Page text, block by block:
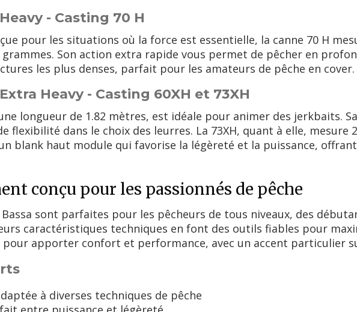
- Casting 70 H
pour les situations où la force est essentielle, la canne 70 H
grammes. Son action extra rapide vous permet de pêcher en
les plus denses, parfait pour les amateurs de pêche en cover.
Heavy - Casting 60XH et 73XH
longueur de 1.82 mètres, est idéale pour animer des jerkbaits.
flexibilité dans le choix des leurres. La 73XH, quant à elle, mesure
un blank haut module qui favorise la légèreté et la puissance,
conçu pour les passionnés de pêche
Bassa sont parfaites pour les pêcheurs de tous niveaux, des
caractéristiques techniques en font des outils fiables pour
pour apporter confort et performance, avec un accent particulier
à diverses techniques de pêche